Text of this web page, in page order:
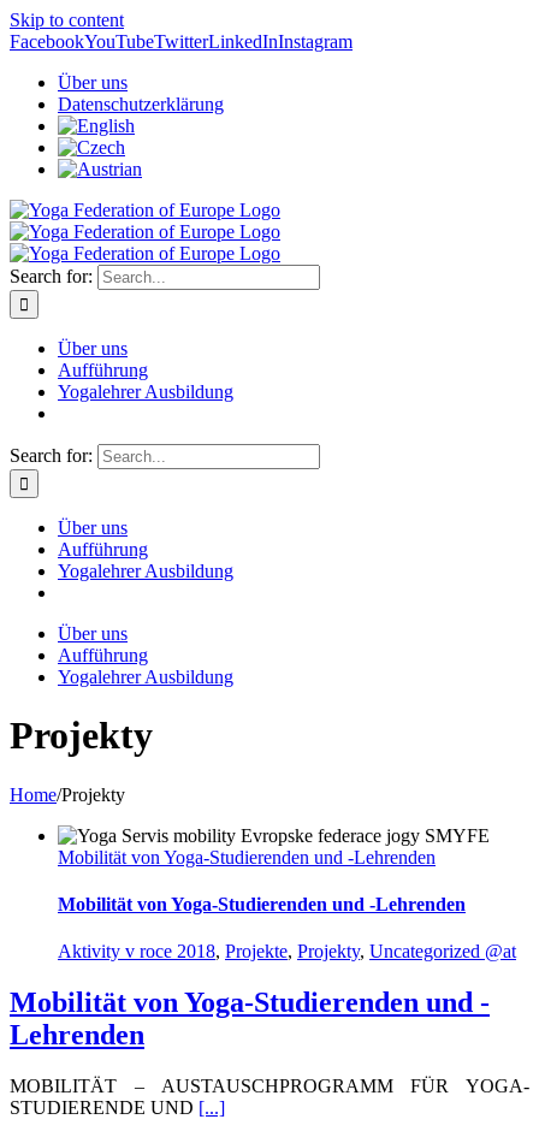
Skip to content
FacebookYouTubeTwitterLinkedInInstagram
Über uns
Datenschutzerklärung
Search for:
Über uns
Aufführung
Yogalehrer Ausbildung
Search for:
Über uns
Aufführung
Yogalehrer Ausbildung
Über uns
Aufführung
Yogalehrer Ausbildung
Projekty
Home/Projekty
Mobilität von Yoga-Studierenden und -Lehrenden
Mobilität von Yoga-Studierenden und -Lehrenden
Aktivity v roce 2018, Projekte, Projekty, Uncategorized @at
Mobilität von Yoga-Studierenden und -
Lehrenden
MOBILITÄT – AUSTAUSCHPROGRAMM FÜR YOGA-
STUDIERENDE UND [...]